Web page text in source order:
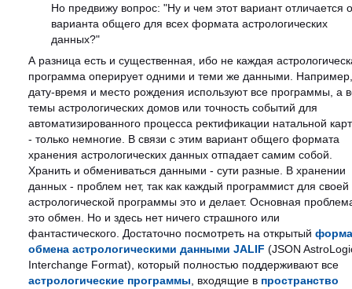
Но предвижу вопрос: "Ну и чем этот вариант отличается
варианта общего для всех формата астрологических
данных?"
А разница есть и существенная, ибо не каждая
программа оперирует одними и теми же данными. Например,
дату-время и место рождения используют все программы, а
темы астрологических домов или точность событий для
автоматизированного процесса ректификации натальной
- только немногие. В связи с этим вариант общего формата
хранения астрологических данных отпадает самим собой.
Хранить и обмениваться данными - сути разные. В хранении
данных - проблем нет, так как каждый программист для своей
астрологической программы это и делает. Основная
это обмен. Но и здесь нет ничего страшного или
фантастического. Достаточно посмотреть на открытый
обмена астрологическими данными JALIF (JSON
Interchange Format), который полностью поддерживают все
астрологические программы, входящие в пространство